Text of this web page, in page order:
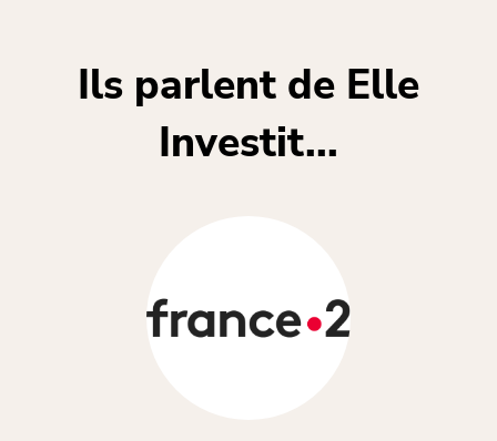
Ils parlent de Elle
Investit...